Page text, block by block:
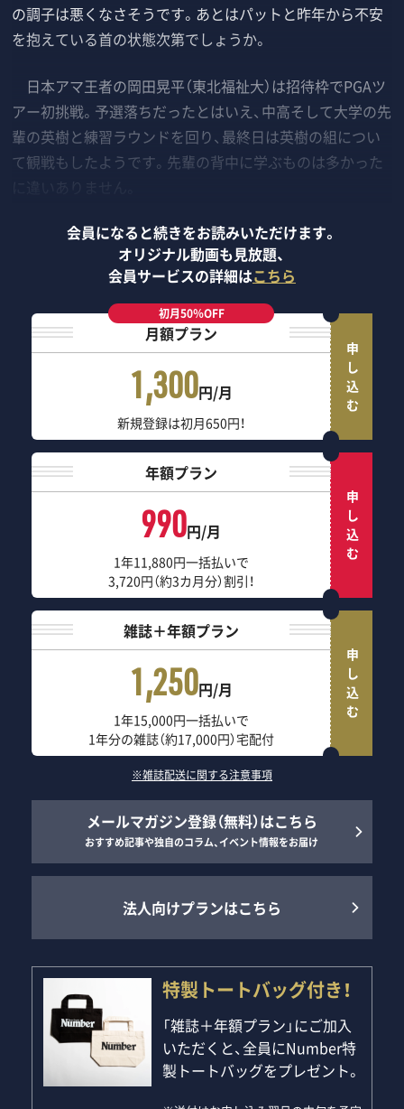
の調子は悪くなさそうです。あとはパットと昨年から不安
を抱えている首の状態次第でしょうか。
日本アマ王者の岡田晃平（東北福祉大）は招待枠でPGAツ
アー初挑戦。予選落ちだったとはいえ、中高そして大学の先
輩の英樹と練習ラウンドを回り、最終日は英樹の組につい
て観戦もしたようです。先輩の背中に学ぶものは多かった
会員になると続きをお読みいただけます。
オリジナル動画も見放題、
会員サービスの詳細はこちら
初月50％OFF
月額プラン
1,300円/月
新規登録は初月650円！
申し込む
年額プラン
990円/月
1年11,880円一括払いで
3,720円（約3カ月分）割引！
申し込む
雑誌＋年額プラン
1,250円/月
1年15,000円一括払いで
1年分の雑誌（約17,000円）宅配付
申し込む
※雑誌配送に関する注意事項
メールマガジン登録（無料）はこちら
おすすめ記事や独自のコラム、イベント情報をお届け
法人向けプランはこちら
特製トートバッグ付き！
「雑誌＋年額プラン」にご加入
いただくと、全員にNumber特
製トートバッグをプレゼント。